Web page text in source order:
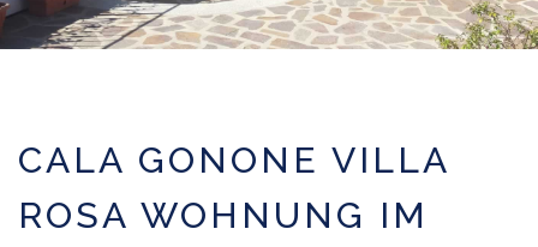
CALA GONONE VILLA
ROSA WOHNUNG IM